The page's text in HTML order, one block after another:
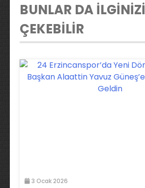
BUNLAR DA İLGİNİZİ
ÇEKEBİLİR
3 Ocak 2026